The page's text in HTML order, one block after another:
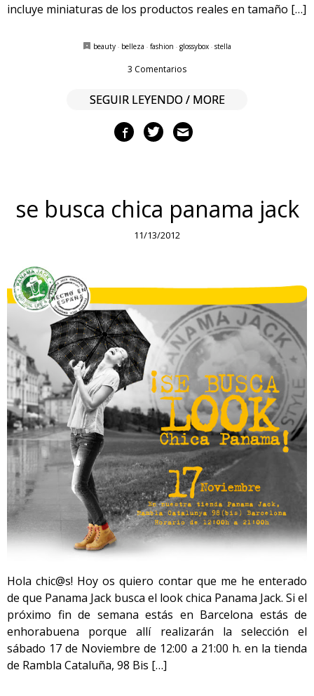
incluye miniaturas de los productos reales en tamaño […]
beauty · belleza · fashion · glossybox · stella
3 Comentarios
SEGUIR LEYENDO / MORE
se busca chica panama jack
11/13/2012
Hola chic@s! Hoy os quiero contar que me he enterado
de que Panama Jack busca el look chica Panama Jack. Si el
próximo fin de semana estás en Barcelona estás de
enhorabuena porque allí realizarán la selección el
sábado 17 de Noviembre de 12:00 a 21:00 h. en la tienda
de Rambla Cataluña, 98 Bis […]